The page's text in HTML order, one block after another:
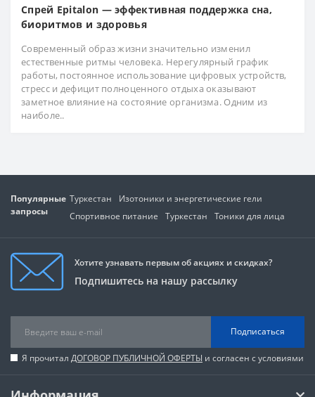
Спрей Epitalon — эффективная поддержка сна,
биоритмов и здоровья
Современный образ жизни значительно изменил
естественные ритмы человека. Нерегулярный график
работы, постоянное использование цифровых устройств,
стресс и дефицит полноценного отдыха оказывают
заметное влияние на состояние организма. Одним из
наиболе..
Популярные
запросы
Туркестан
Изотоники и энергетические гели
Спортивное питание
Туркестан Тоники для лица
Хотите узнавать первым об акциях и скидках?
Подпишитесь на нашу рассылку
Подписаться
Я прочитал ДОГОВОР ПУБЛИЧНОЙ ОФЕРТЫ и согласен с условиями